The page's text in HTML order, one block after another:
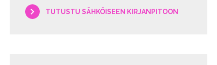
TUTUSTU SÄHKÖISEEN KIRJANPITOON